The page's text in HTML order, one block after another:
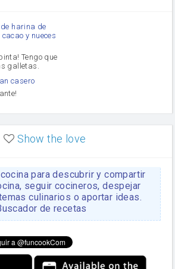
harina de
y nueces
Tengo que
galletas.
casero
fácil y
la abuela
Mz69gcVO3sI
Bizcocho
la foto aparece
xoco y en el
ingredientes
Show the love
para descubrir y compartir
seguir cocineros, despejar
culinarios o aportar ideas.
de recetas